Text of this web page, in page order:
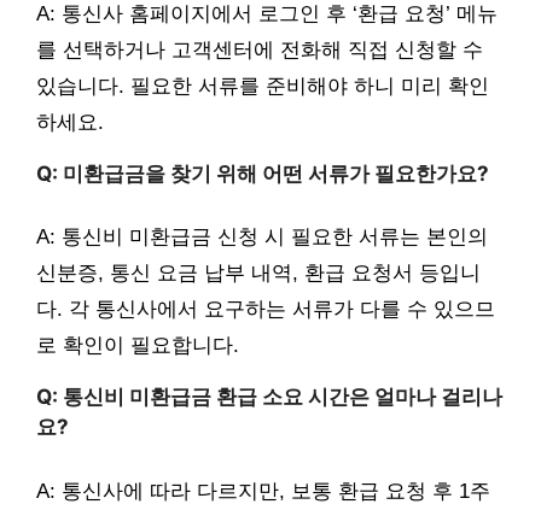
A: 통신사 홈페이지에서 로그인 후 ‘환급 요청’ 메뉴
를 선택하거나 고객센터에 전화해 직접 신청할 수
있습니다. 필요한 서류를 준비해야 하니 미리 확인
하세요.
Q: 미환급금을 찾기 위해 어떤 서류가 필요한가요?
A: 통신비 미환급금 신청 시 필요한 서류는 본인의
신분증, 통신 요금 납부 내역, 환급 요청서 등입니
다. 각 통신사에서 요구하는 서류가 다를 수 있으므
로 확인이 필요합니다.
Q: 통신비 미환급금 환급 소요 시간은 얼마나 걸리나
요?
A: 통신사에 따라 다르지만, 보통 환급 요청 후 1주